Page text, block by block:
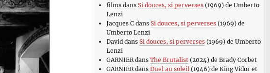
filmsdans Si douces, si perverses(1969) de Umberto
Lenzi
Jacques Cdans Si douces, si perverses(1969) de
Umberto Lenzi
David dans Si douces, si perverses(1969) de Umberto
Lenzi
GARNIERdans The Brutalist(2024) de Brady Corbet
GARNIERdans Duel au soleil (1946) de King Vidor et